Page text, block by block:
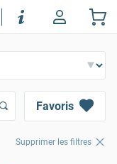
Favoris
Supprimer les filtres